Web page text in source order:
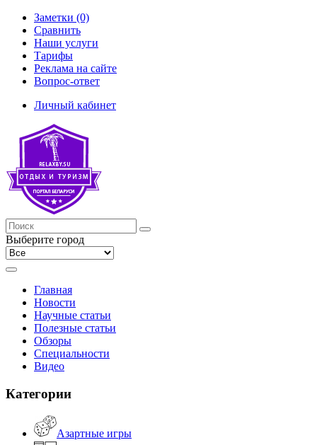
Заметки (0)
Сравнить
Наши услуги
Тарифы
Реклама на сайте
Вопрос-ответ
Личный кабинет
Выберите город
Главная
Новости
Научные статьи
Полезные статьи
Обзоры
Специальности
Видео
Категории
Азартные игры